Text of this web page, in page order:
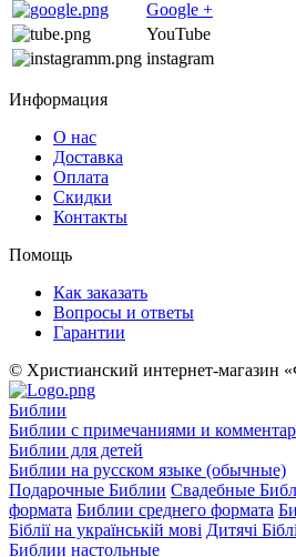
Google +
YouTube
instagram
Информация
О нас
Доставка
Оплата
Скидки
Контакты
Помощь
Как заказать
Вопросы и ответы
Гарантии
© Христианский интернет-магазин
Библии
Библии с примечаниями и
Библии для детей
Библии на русском языке (обычные)
Подарочные Библии Свадебные
формата Библии среднего формата
Біблії на українській мові Дитячі
Библии настольные